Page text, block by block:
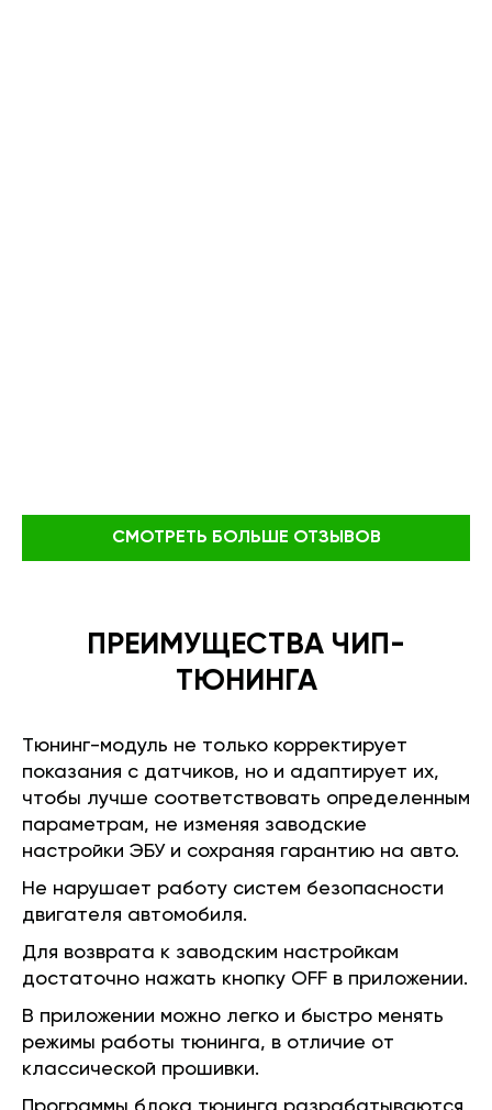
СМОТРЕТЬ БОЛЬШЕ ОТЗЫВОВ
ПРЕИМУЩЕСТВА ЧИП-
ТЮНИНГА
Тюнинг-модуль не только корректирует
показания с датчиков, но и адаптирует их,
чтобы лучше соответствовать определенным
параметрам, не изменяя заводские
настройки ЭБУ и сохраняя гарантию на авто.
Не нарушает работу систем безопасности
двигателя автомобиля.
Для возврата к заводским настройкам
достаточно нажать кнопку OFF в приложении.
В приложении можно легко и быстро менять
режимы работы тюнинга, в отличие от
классической прошивки.